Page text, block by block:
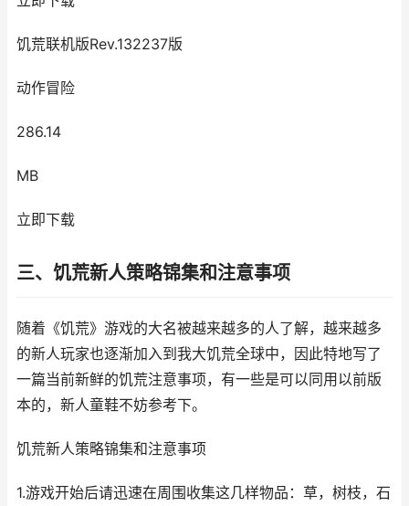
饥荒联机版Rev.132237版
动作冒险
286.14
MB
立即下载
三、饥荒新人策略锦集和注意事项
随着《饥荒》游戏的大名被越来越多的人了解，越来越多
的新人玩家也逐渐加入到我大饥荒全球中，因此特地写了
一篇当前新鲜的饥荒注意事项，有一些是可以同用以前版
本的，新人童鞋不妨参考下。
饥荒新人策略锦集和注意事项
1.游戏开始后请迅速在周围收集这几样物品：草，树枝，石